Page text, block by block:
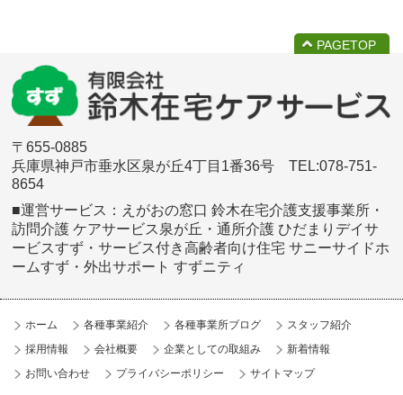
PAGETOP
〒655-0885
兵庫県神戸市垂水区泉が丘4丁目1番36号 TEL:078-751-
8654
■運営サービス：えがおの窓口 鈴木在宅介護支援事業所・
訪問介護 ケアサービス泉が丘・通所介護 ひだまりデイサ
ービスすず・サービス付き高齢者向け住宅 サニーサイドホ
ームすず・外出サポート すずニティ
ホーム 各種事業紹介 各種事業所ブログ
スタッフ紹介
採用情報
会社概要 企業としての取組み
新着情報
お問い合わせ
プライバシーポリシー サイトマップ